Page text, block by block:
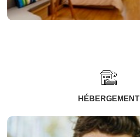
HÉBERGEMENT